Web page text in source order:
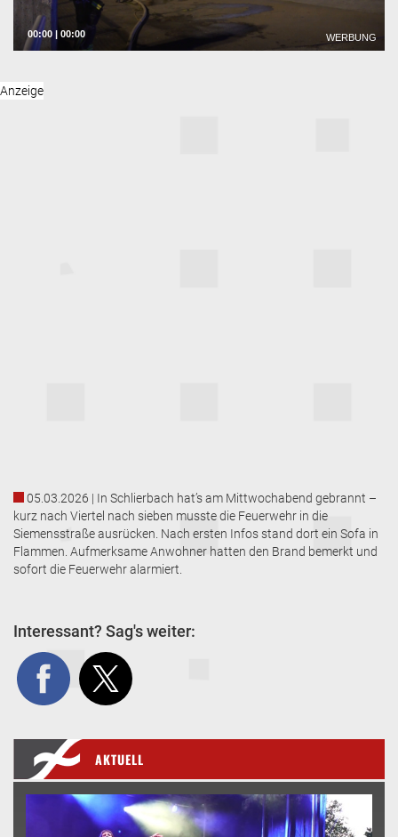
05.03.2026 | In Schlierbach hat’s am Mittwochabend gebrannt –
kurz nach Viertel nach sieben musste die Feuerwehr in die
Siemensstraße ausrücken. Nach ersten Infos stand dort ein Sofa in
Flammen. Aufmerksame Anwohner hatten den Brand bemerkt und
sofort die Feuerwehr alarmiert.
Interessant? Sag's weiter:
AKTUELL